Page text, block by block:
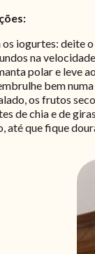
os iogurtes: deite
na
polar e leve
bem
os frutos
de chia e de
até que fique